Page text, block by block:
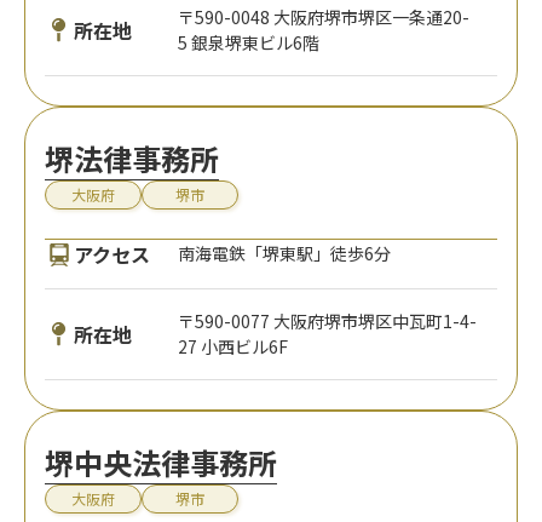
所在地
〒590-0048 大阪府堺市堺区一条通20-
5 銀泉堺東ビル6階
堺法律事務所
大阪府 堺市
アクセス 南海電鉄「堺東駅」徒歩6分
所在地
〒590-0077 大阪府堺市堺区中瓦町1-4-
27 小西ビル6F
堺中央法律事務所
大阪府 堺市